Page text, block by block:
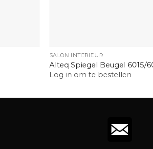
SALON INTERIEUR
Alteq Spiegel Beugel 6015/
Log in om te bestellen